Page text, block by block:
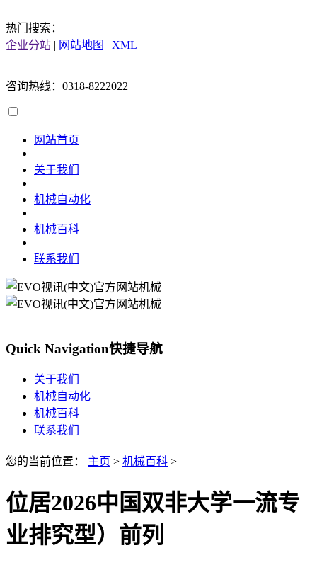
热门搜索：
企业分站 | 网站地图 | XML
咨询热线：0318-8222022
网站首页
|
关于我们
|
机械自动化
|
机械百科
|
联系我们
Quick Navigation快捷导航
关于我们
机械自动化
机械百科
联系我们
您的当前位置： 主页 > 机械百科 >
位居2026中国双非大学一流专
业排究型）前列